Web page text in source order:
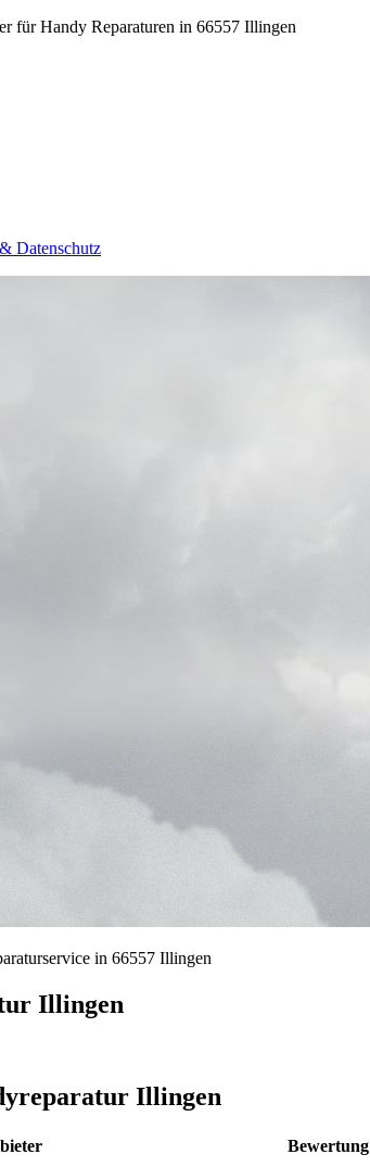
für Handy Reparaturen in 66557 Illingen
Datenschutz
in 66557 Illingen
Illingen
Illingen
Bewertung